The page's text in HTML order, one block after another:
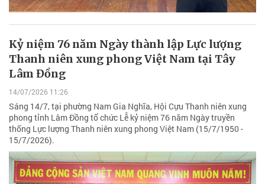
Kỷ niệm 76 năm Ngày thành lập Lực lượng
Thanh niên xung phong Việt Nam tại Tây
Lâm Đồng
14/07/2026 11:26
Sáng 14/7, tại phường Nam Gia Nghĩa, Hội Cựu Thanh niên xung
phong tỉnh Lâm Đồng tổ chức Lễ kỷ niệm 76 năm Ngày truyền
thống Lực lượng Thanh niên xung phong Việt Nam (15/7/1950 -
15/7/2026).